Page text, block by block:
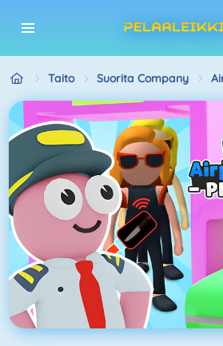
Taito Suorita Company